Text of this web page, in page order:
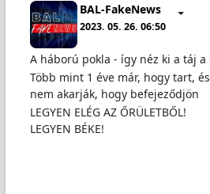
BAL-FakeNews
2023. 05. 26. 06:50
A háború pokla - így néz ki a táj
Több mint 1 éve már, hogy tart,
nem akarják, hogy befejeződjön
LEGYEN ELÉG AZ ŐRÜLETBŐL!
LEGYEN BÉKE!